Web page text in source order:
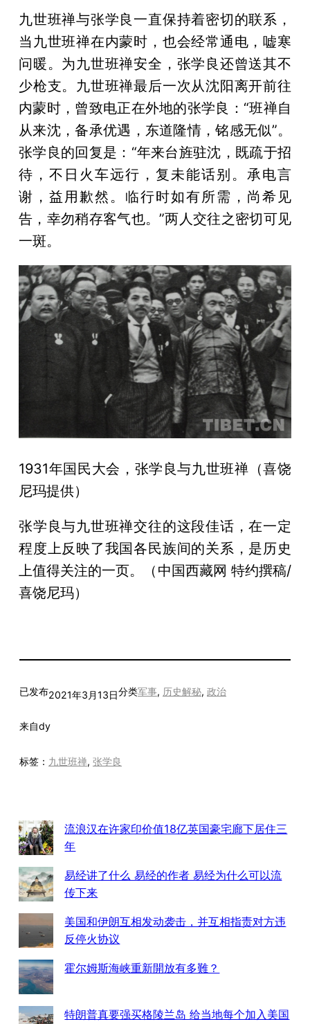
九世班禅与张学良一直保持着密切的联系，
当九世班禅在内蒙时，也会经常通电，嘘寒
问暖。为九世班禅安全，张学良还曾送其不
少枪支。九世班禅最后一次从沈阳离开前往
内蒙时，曾致电正在外地的张学良：“班禅自
从来沈，备承优遇，东道隆情，铭感无似”。
张学良的回复是：“年来台旌驻沈，既疏于招
待，不日火车远行，复未能话别。承电言
谢，益用歉然。临行时如有所需，尚希见
告，幸勿稍存客气也。”两人交往之密切可见
一斑。
1931年国民大会，张学良与九世班禅（喜饶
尼玛提供）
张学良与九世班禅交往的这段佳话，在一定
程度上反映了我国各民族间的关系，是历史
上值得关注的一页。（中国西藏网 特约撰稿/
喜饶尼玛）
已发布2021年3月13日分类军事, 历史解秘, 政治
来自dy
标签： 九世班禅, 张学良
流浪汉在许家印价值18亿英国豪宅廊下居住三
年
易经讲了什么 易经的作者 易经为什么可以流
传下来
美国和伊朗互相发动袭击，并互相指责对方违
反停火协议
霍尔姆斯海峡重新開放有多難？
特朗普真要强买格陵兰岛 给当地每个加入美国